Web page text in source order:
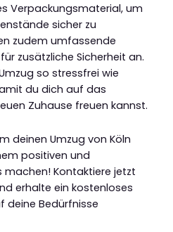
Verpackungsmaterial, um
sicher zu
zudem umfassende
zusätzliche Sicherheit an.
so stressfrei wie
du dich auf das
Zuhause freuen kannst.
deinen Umzug von Köln
positiven und
machen! Kontaktiere jetzt
erhalte ein kostenloses
deine Bedürfnisse